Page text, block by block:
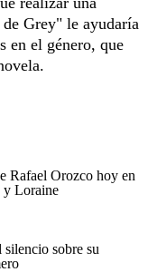
Grey" le ayudaría
en el género, que
Rafael Orozco hoy en
y Loraine
sobre su